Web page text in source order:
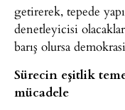
getirerek, tepede
denetleyicisi
barış olursa
Sürecin eşitlik
mücadele